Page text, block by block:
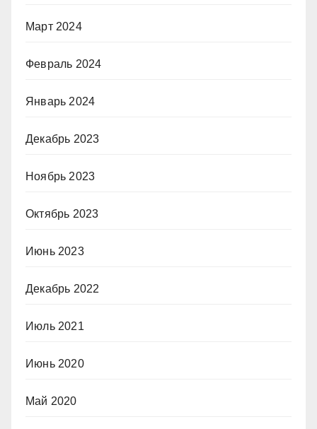
Март 2024
Февраль 2024
Январь 2024
Декабрь 2023
Ноябрь 2023
Октябрь 2023
Июнь 2023
Декабрь 2022
Июль 2021
Июнь 2020
Май 2020